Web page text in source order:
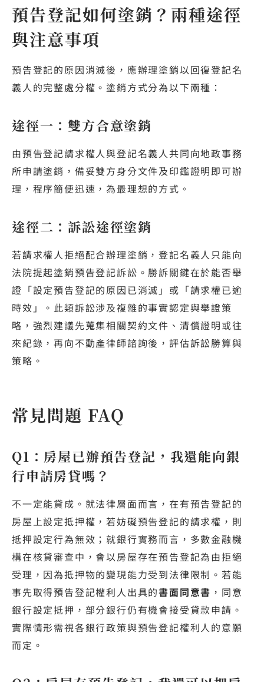
預告登記如何塗銷？兩種途徑
與注意事項
預告登記的原因消滅後，應辦理塗銷以回復登記名
義人的完整處分權。塗銷方式分為以下兩種：
途徑一：雙方合意塗銷
由預告登記請求權人與登記名義人共同向地政事務
所申請塗銷，備妥雙方身分文件及印鑑證明即可辦
理，程序簡便迅速，為最理想的方式。
途徑二：訴訟途徑塗銷
若請求權人拒絕配合辦理塗銷，登記名義人只能向
法院提起塗銷預告登記訴訟。勝訴關鍵在於能否舉
證「設定預告登記的原因已消滅」或「請求權已逾
時效」。此類訴訟涉及複雜的事實認定與舉證策
略，強烈建議先蒐集相關契約文件、清償證明或往
來紀錄，再向不動產律師諮詢後，評估訴訟勝算與
策略。
常見問題 FAQ
Q1：房屋已辦預告登記，我還能向銀
行申請房貸嗎？
不一定能貸成。就法律層面而言，在有預告登記的
房屋上設定抵押權，若妨礙預告登記的請求權，則
抵押設定行為無效；就銀行實務而言，多數金融機
構在核貸審查中，會以房屋存在預告登記為由拒絕
受理，因為抵押物的變現能力受到法律限制。若能
事先取得預告登記權利人出具的書面同意書 ，同意
銀行設定抵押，部分銀行仍有機會接受貸款申請。
實際情形需視各銀行政策與預告登記權利人的意願
而定。